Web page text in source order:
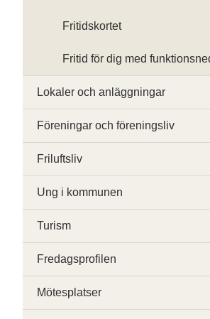
Fritidskortet
Fritid för dig med
Lokaler och anläggningar
Föreningar och föreningsliv
Friluftsliv
Ung i kommunen
Turism
Fredagsprofilen
Mötesplatser